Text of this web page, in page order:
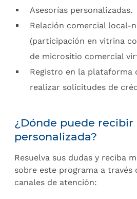
Asesorías personalizadas.
Relación comercial local-
(participación en vitrina
de micrositio comercial
Registro en la plataforma
realizar solicitudes de
¿Dónde puede
personalizada?
Resuelva sus dudas y reciba
sobre este programa a través
canales de atención: